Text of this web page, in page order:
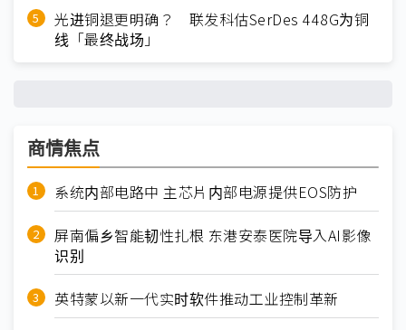
光进铜退更明确？ 联发科估SerDes 448G为铜
线「最终战场」
商情焦点
系统内部电路中 主芯片内部电源提供EOS防护
屏南偏乡智能韧性扎根 东港安泰医院导入AI影像
识别
英特蒙以新一代实时软件推动工业控制革新